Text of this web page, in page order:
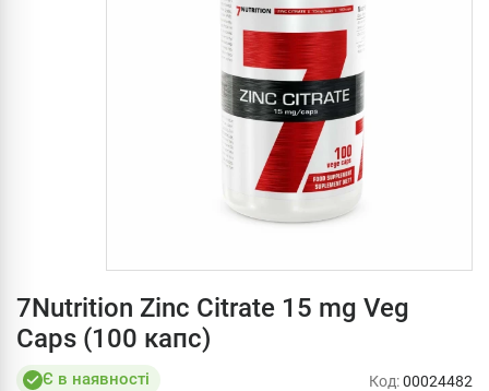
7Nutrition Zinc Citrate 15 mg Veg
Caps (100 капс)
Є в наявності
Код:00024482